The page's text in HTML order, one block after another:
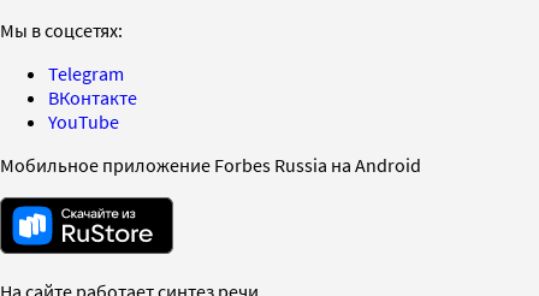
Мы в соцсетях:
Telegram
ВКонтакте
YouTube
Мобильное приложение Forbes Russia на Android
На сайте работает синтез речи